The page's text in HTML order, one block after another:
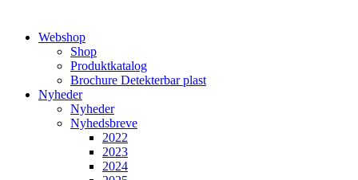
Webshop
Shop
Produktkatalog
Brochure Detekterbar plast
Nyheder
Nyheder
Nyhedsbreve
2022
2023
2024